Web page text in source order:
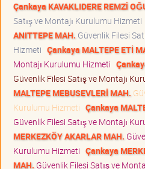
Çankaya KAVAKLIDERE REMZİ
Satış ve Montajı Kurulumu Hizmeti
ANITTEPE MAH. Güvenlik Filesi
Hizmeti Çankaya MALTEPE ETİ
Montajı Kurulumu Hizmeti
Güvenlik Filesi Satış ve Montajı
MALTEPE MEBUSEVLERİ MAH.
Kurulumu Hizmeti Çankaya
Güvenlik Filesi Satış ve Montajı
MERKEZKÖY AKARLAR MAH.
Kurulumu Hizmeti Çankaya
MAH. Güvenlik Filesi Satış ve